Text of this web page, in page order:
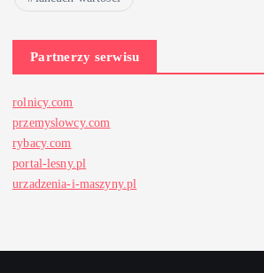
Partnerzy serwisu
rolnicy.com
przemyslowcy.com
rybacy.com
portal-lesny.pl
urzadzenia-i-maszyny.pl